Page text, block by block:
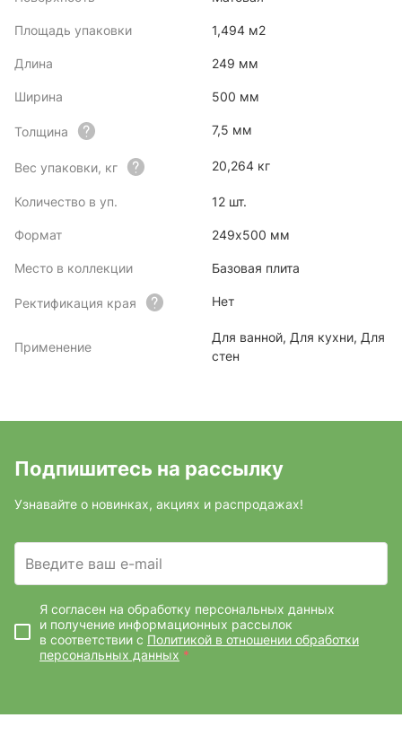
Площадь упаковки 1,494 м2
Длина 249 мм
Ширина 500 мм
Толщина 7,5 мм
Вес упаковки, кг 20,264 кг
Количество в уп. 12 шт.
Формат 249x500 мм
Место в коллекции Базовая плита
Ректификация края Нет
Применение
Для ванной, Для кухни, Для
стен
Подпишитесь на рассылку
Узнавайте о новинках, акциях и распродажах!
Введите ваш e-mail
Я согласен на обработку персональных данных
и получение информационных рассылок
в соответствии с Политикой в отношении обработки
персональных данных *